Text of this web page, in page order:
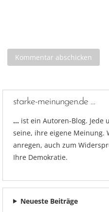
starke-meinungen.de …
… ist ein Autoren-Blog.
seine, ihre eigene Meinung.
anregen, auch zum
Ihre Demokratie.
Neueste Beiträge